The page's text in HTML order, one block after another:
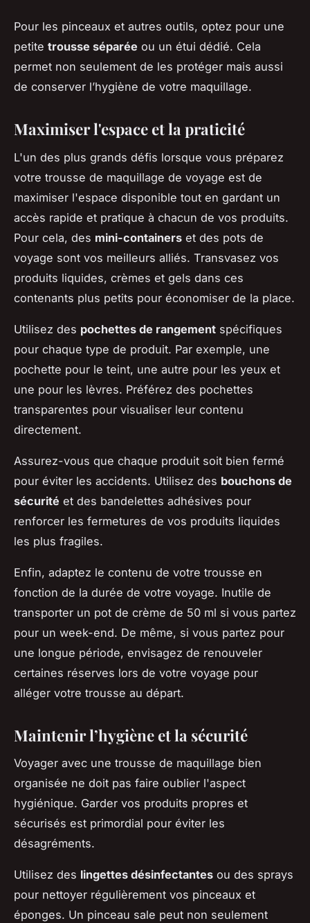
Pour les pinceaux et autres outils, optez pour une
petite trousse séparée ou un étui dédié. Cela
permet non seulement de les protéger mais aussi
de conserver l’hygiène de votre maquillage.
Maximiser l'espace et la praticité
L'un des plus grands défis lorsque vous préparez
votre trousse de maquillage de voyage est de
maximiser l'espace disponible tout en gardant un
accès rapide et pratique à chacun de vos produits.
Pour cela, des mini-containers et des pots de
voyage sont vos meilleurs alliés. Transvasez vos
produits liquides, crèmes et gels dans ces
contenants plus petits pour économiser de la place.
Utilisez des pochettes de rangement spécifiques
pour chaque type de produit. Par exemple, une
pochette pour le teint, une autre pour les yeux et
une pour les lèvres. Préférez des pochettes
transparentes pour visualiser leur contenu
directement.
Assurez-vous que chaque produit soit bien fermé
pour éviter les accidents. Utilisez des bouchons de
sécurité et des bandelettes adhésives pour
renforcer les fermetures de vos produits liquides
les plus fragiles.
Enfin, adaptez le contenu de votre trousse en
fonction de la durée de votre voyage. Inutile de
transporter un pot de crème de 50 ml si vous partez
pour un week-end. De même, si vous partez pour
une longue période, envisagez de renouveler
certaines réserves lors de votre voyage pour
alléger votre trousse au départ.
Maintenir l’hygiène et la sécurité
Voyager avec une trousse de maquillage bien
organisée ne doit pas faire oublier l'aspect
hygiénique. Garder vos produits propres et
sécurisés est primordial pour éviter les
désagréments.
Utilisez des lingettes désinfectantes ou des sprays
pour nettoyer régulièrement vos pinceaux et
éponges. Un pinceau sale peut non seulement